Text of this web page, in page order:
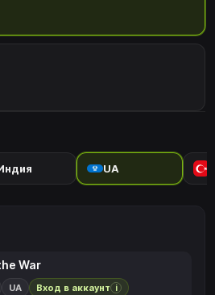
UA
War
UA Вход в аккаунт i